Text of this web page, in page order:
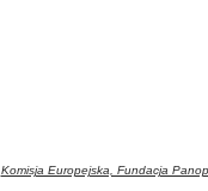
Komisja Europejska, Fundacja